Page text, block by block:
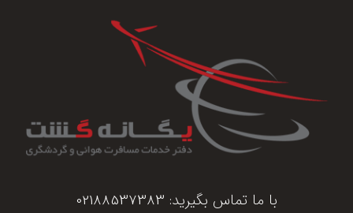
با ما تماس بگیرید: 02188537383